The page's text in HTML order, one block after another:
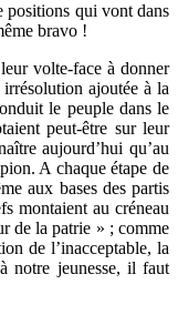
positions qui vont dans
bravo !
volte-face à donner
ajoutée à la
le peuple dans le
peut-être sur leur
aujourd’hui qu’au
A chaque étape de
aux bases des partis
montaient au créneau
de la patrie » ; comme
de l’inacceptable, la
notre jeunesse, il faut